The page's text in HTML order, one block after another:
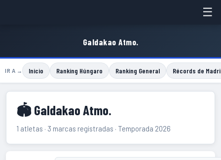
☰
Galdakao Atmo.
IR A → Inicio Ranking Húngaro Ranking General Récords de
🏟 Galdakao Atmo.
1 atletas · 3 marcas registradas · Temporada 2026